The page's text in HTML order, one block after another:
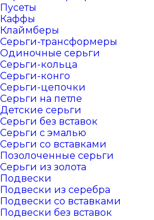
Пусеты
Каффы
Клаймберы
Серьги-трансформеры
Одиночные серьги
Серьги-кольца
Серьги-конго
Серьги-цепочки
Серьги на петле
Детские серьги
Серьги без вставок
Серьги с эмалью
Серьги со вставками
Позолоченные серьги
Серьги из золота
Подвески
Подвески из серебра
Подвески со вставками
Подвески без вставок